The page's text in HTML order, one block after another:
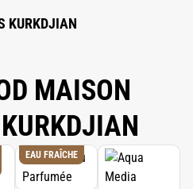
COUMARIN.
KURKDJIAN
MAISON
EAU FRAÎCHE